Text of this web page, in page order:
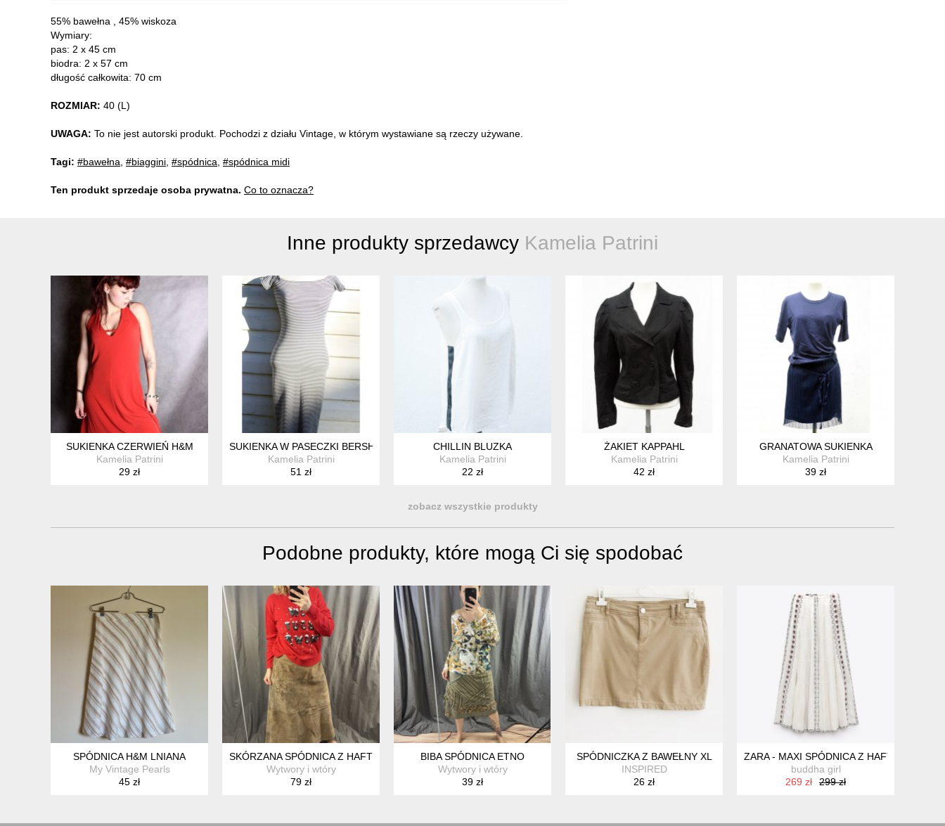
55% bawełna , 45% wiskoza
Wymiary:
pas: 2 x 45 cm
biodra: 2 x 57 cm
długość całkowita: 70 cm
ROZMIAR: 40 (L)
UWAGA: To nie jest autorski produkt. Pochodzi z działu Vintage, w którym wystawiane są rzeczy używane.
Tagi: #bawełna #biaggini #spódnica #spódnica midi
Ten produkt sprzedaje osoba prywatna. Co to oznacza?
Inne produkty sprzedawcy Kamelia Patrini
SUKIENKA CZERWIEŃ H&M
Kamelia Patrini
29 zł
SUKIENKA W PASECZKI BERSHKA
Kamelia Patrini
51 zł
CHILLIN BLUZKA
Kamelia Patrini
22 zł
ŻAKIET KAPPAHL
Kamelia Patrini
42 zł
GRANATOWA SUKIENKA
Kamelia Patrini
39 zł
zobacz wszystkie produkty
Podobne produkty, które mogą Ci się spodobać
SPÓDNICA H&M LNIANA
My Vintage Pearls
45 zł
SKÓRZANA SPÓDNICA Z HAFTEM
Wytwory i wtóry
79 zł
BIBA SPÓDNICA ETNO
Wytwory i wtóry
39 zł
SPÓDNICZKA Z BAWEŁNY XL
INSPIRED
26 zł
ZARA - MAXI SPÓDNICA Z HAFTEM -
buddha girl
269 zł
299 zł